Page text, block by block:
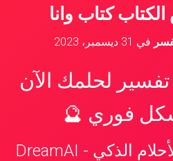
كتاب وانا
في 31 ديسمبر، 2023
لحلمك الآن
فوري 🔮
📱 تطبيق تفسير الأحلام الذكي - DreamAI